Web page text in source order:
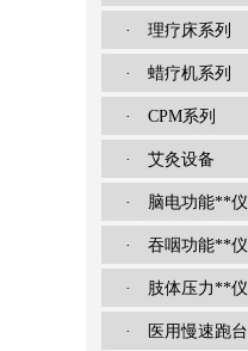
· 理疗床系列
· 蜡疗机系列
· CPM系列
· 艾灸设备
· 脑电功能**仪
· 吞咽功能**仪
· 肢体压力**仪
· 医用慢速跑台